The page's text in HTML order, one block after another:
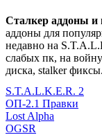
Сталкер аддоны и
аддоны для
недавно на
слабых пк, на
диска, stalker фиксы.
S.T.A.L.K.E.R. 2
ОП-2.1 Правки
Lost Alpha
OGSR